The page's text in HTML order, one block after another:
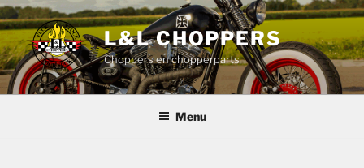
Ga
naar
de
inhoud
L&L CHOPPERS
Choppers en chopperparts
Menu